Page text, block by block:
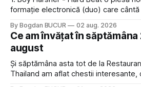
formație electronică (duo) care
Architect (Instrumental) mi s-a făcut
industriale ale elvețienilor de la
început
By Bogdan BUCUR 02 aug. 2026
Ce am învățat în săptămâna
august
Și săptămâna asta tot de la
Thailand am aflat chestii interesante,